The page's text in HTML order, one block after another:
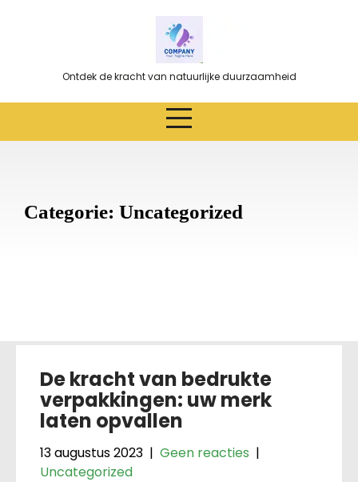
Ontdek de kracht van natuurlijke duurzaamheid
Categorie: Uncategorized
De kracht van bedrukte
verpakkingen: uw merk
laten opvallen
13 augustus 2023 | Geen reacties |
Uncategorized